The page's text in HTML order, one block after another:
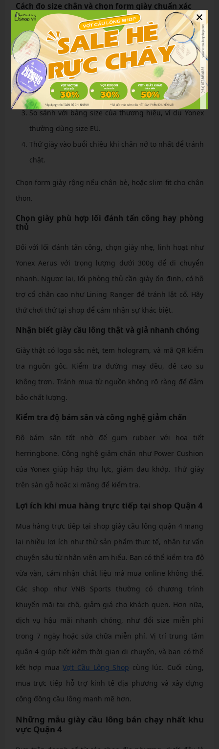
Cách đo size chân và chọn form giày chuẩn xác
Để đo size chân chính xác, hãy thực hiện theo trình tự
sau:
Đặt chân lên tờ giấy trắng, vẽ theo đường viền.
Đo chiều dài từ gót đến ngón cái dài nhất, cộng
thêm 0.5-1cm cho không gian thoải mái.
So sánh với bảng size của thương hiệu, ví dụ Yonex
thường dùng size EU.
Thử giày vào buổi chiều khi chân nở to nhất để tránh
chật.
Chọn form giày rộng nếu chân bè, hoặc slim fit cho chân
thon.
Chọn giày phù hợp lối đánh tấn công hay phòng
thủ
Đối với lối đánh tấn công, chọn giày nhẹ, linh hoạt như
Yonex Aerus với trọng lượng dưới 300g để di chuyển
nhanh. Ngược lại, lối phòng thủ cần giày ổn định, có hỗ
trợ cổ chân cao như Lining Ranger để tránh lật cổ. Hãy
thử chơi thử tại shop để cảm nhận sự khác biệt.
Nhận biết giày cầu lông thật và giả nhanh chóng
Giày thật có logo sắc nét, tem hologram, và mã QR kiểm
tra nguồn gốc. Kiểm tra đường may đều, đế cao su
không trơn. Tránh mua từ nguồn không rõ ràng để đảm
bảo chất lượng.
Kiểm tra độ bám sân và công nghệ giảm chấn
Độ bám sân tốt nhờ đế gum rubber với họa tiết
herringbone. Công nghệ giảm chấn như Power Cushion
của Yonex giúp hấp thụ lực, giảm đau khớp. Thử giày
trên sàn gỗ hoặc xi măng để kiểm tra.
Lợi ích khi mua hàng trực tiếp tại shop Quận 4
Mua hàng trực tiếp tại shop giày cầu lông quận 4 mang
lại nhiều lợi ích như thử sản phẩm thực tế, nhận tư vấn
chuyên sâu từ nhân viên am hiểu. Bạn có thể kiểm tra độ
vừa vặn, cảm nhận chất liệu mà mua online không thể.
Các shop như VNB Sports thường có chương trình
khuyến mãi tại chỗ, giảm giá cho khách quen. Hơn nữa,
dịch vụ hậu mãi nhanh chóng, như đổi size miễn phí
trong 7 ngày hoặc sửa chữa miễn phí. Vị trí trung tâm
quận 4 giúp tiết kiệm thời gian di chuyển, và bạn có thể
kết hợp muaVợt Cầu Lông Shop cùng lúc. Cuối cùng,
mua trực tiếp hỗ trợ kinh tế địa phương và xây dựng
cộng đồng cầu lông mạnh mẽ hơn.
Những mẫu giày cầu lông bán chạy nhất khu
vực Quận 4
×